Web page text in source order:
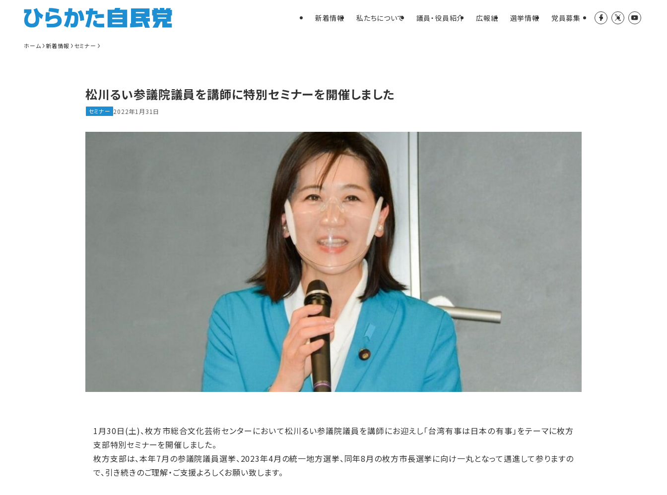
新着情報 私たちについて 議員・役員紹介 広報紙 選挙情報 党員募集
ホーム 新着情報 セミナー
松川るい参議院議員を講師に特別セミナーを開催しました
セミナー 2022年1月31日
1月30日(土)、枚方市総合文化芸術センターにおいて松川るい参議院議員を講師にお迎えし「台湾有事は日本の有事」をテーマに枚方
支部特別セミナーを開催しました。
枚方支部は、本年7月の参議院議員選挙、2023年4月の統一地方選挙、同年8月の枚方市長選挙に向け一丸となって邁進して参りますの
で、引き続きのご理解・ご支援よろしくお願い致します。